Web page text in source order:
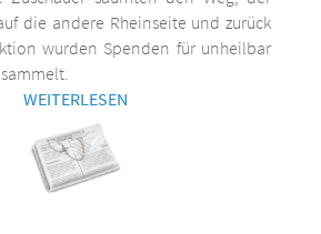
die andere Rheinseite und zurück
wurden Spenden für unheilbar
WEITERLESEN